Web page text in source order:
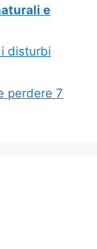
e
disturbi
perdere 7